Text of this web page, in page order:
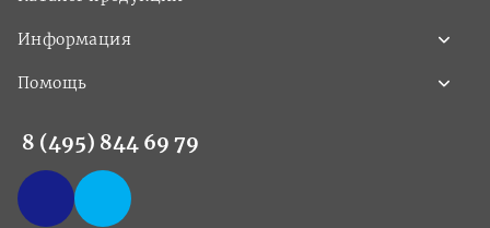
Информация
Помощь
8 (495) 844 69 79